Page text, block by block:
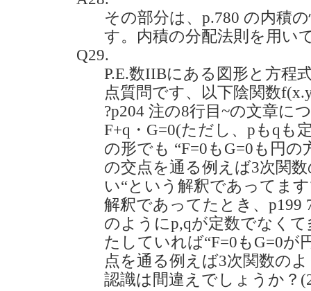
その部分は、p.780 の内積
す。内積の分配法則を用い
Q29.
P.E.数IIBにある図形と方程
点質問です、以下陰関数
?p204 注の8行目~の文章に
F+q・G=0(ただし、pもqも
の形でも “F=0もG=0も円
の交点を通る例えば3次関
い“という解釈であってま
解釈であってたとき、p199
のようにp,qが定数でなく
たしていれば“F=0もG=0が
点を通る例えば3次関数の
認識は間違えでしょうか？